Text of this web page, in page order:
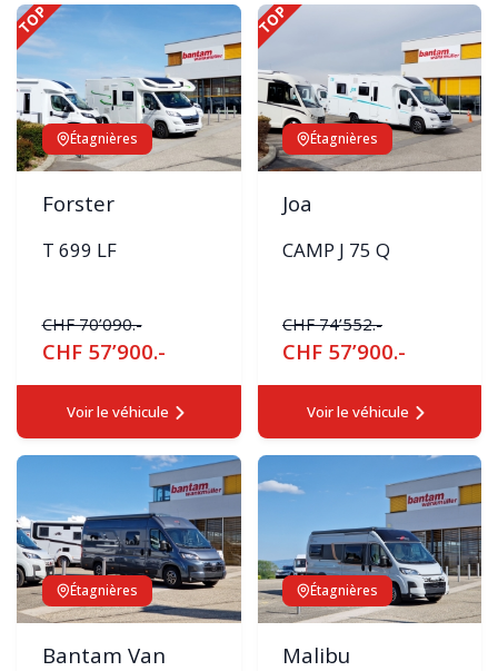
TOP
Étagnières
Forster
T 699 LF
CHF 70’090.-
CHF 57’900.-
Voir le véhicule
TOP
Étagnières
Joa
CAMP J 75 Q
CHF 74’552.-
CHF 57’900.-
Voir le véhicule
Étagnières
Bantam Van
Étagnières
Malibu